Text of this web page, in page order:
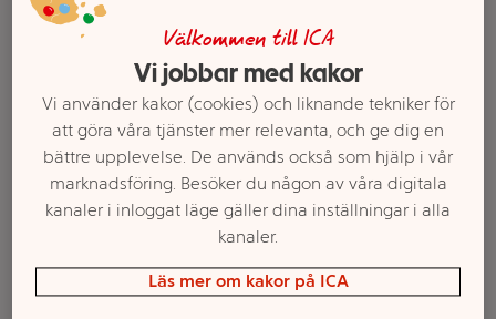
Välj butik och handla
Sortimentet kan variera mellan butikerna
Välkommen till ICA
Vi jobbar med kakor
Vi använder kakor (cookies) och liknande tekniker för
att göra våra tjänster mer relevanta, och ge dig en
bättre upplevelse. De används också som hjälp i vår
marknadsföring. Besöker du någon av våra digitala
kanaler i inloggat läge gäller dina inställningar i alla
kanaler.
Läs mer om kakor på ICA